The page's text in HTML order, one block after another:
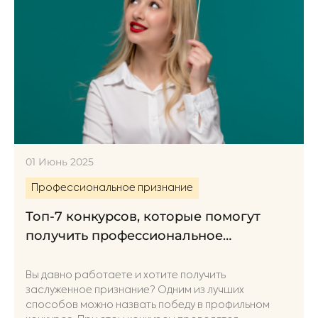
01 Июнь 2025
Профессиональное признание
Топ-7 конкурсов, которые помогут
получить профессиональное
Вы давно работаете и хотите получить
заслуженное признание? Одним из лучших
способов можно назвать победу в профильном